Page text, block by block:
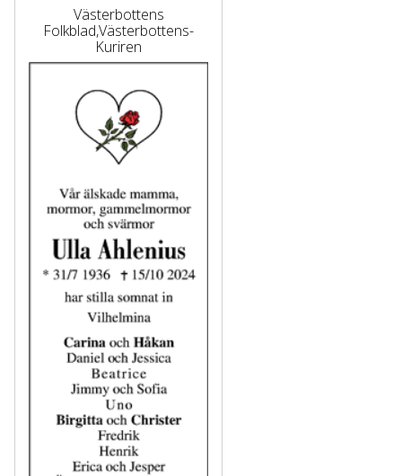
Västerbottens
Folkblad,Västerbottens-
Kuriren